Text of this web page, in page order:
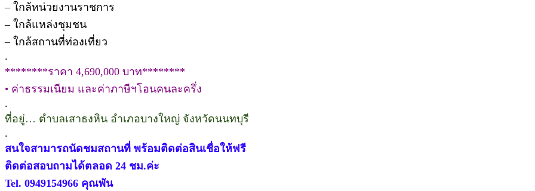
– ใกล้หน่วยงานราชการ
– ใกล้แหล่งชุมชน
– ใกล้สถานที่ท่องเที่ยว
.
********ราคา 4,690,000 บาท********
• ค่าธรรมเนียม และค่าภาษีฯโอนคนละครึ่ง
.
ที่อยู่… ตำบลเสาธงหิน อำเภอบางใหญ่ จังหวัดนนทบุรี
.
สนใจสามารถนัดชมสถานที่ พร้อมติดต่อสินเชื่อให้ฟรี
ติดต่อสอบถามได้ตลอด 24 ชม.ค่ะ
Tel. 0949154966 คุณพัน